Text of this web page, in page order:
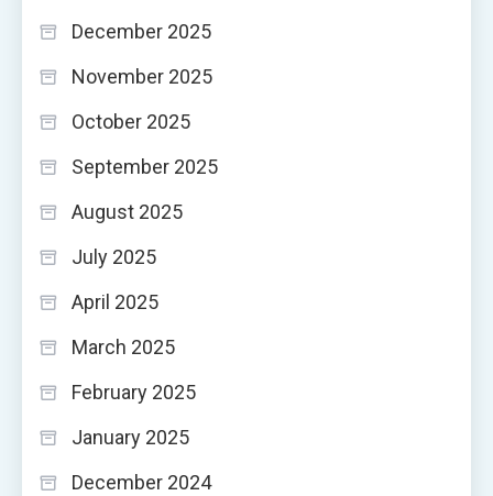
December 2025
November 2025
October 2025
September 2025
August 2025
July 2025
April 2025
March 2025
February 2025
January 2025
December 2024